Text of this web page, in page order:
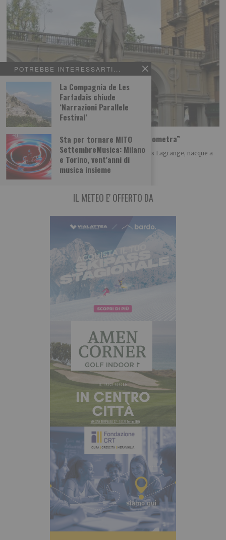
POTREBBE INTERESSARTI...
La Compagnia de Les
Farfadais chiude
‘Narrazioni Parallele
Festival’
Sta per tornare MITO
SettembreMusica: Milano
e Torino, vent’anni di
musica insieme
Lagrange, un monumento per il “sommo geometra”
Alla scoperta dei monumenti di Torino Joseph Louis Lagrange, nacque a
Torino il 25 gennaio del 1736. All’età
IL METEO E' OFFERTO DA